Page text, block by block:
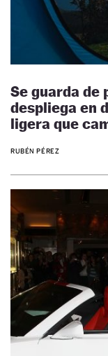
Se guarda de
despliega en
ligera que
RUBÉN PÉREZ